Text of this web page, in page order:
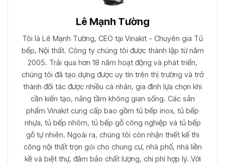
Lê Mạnh Tường
Tôi là Lê Mạnh Tường, CEO tại Vinakit - Chuyên gia Tủ
bếp, Nội thất. Công ty chúng tôi được thành lập từ năm
2005. Trải qua hơn 18 năm hoạt động và phát triển,
chúng tôi đã tạo dựng được uy tín trên thị trường và trở
thành đối tác được nhiều cá nhân, gia đình lựa chọn khi
cần kiến tạo, nâng tầm không gian sống. Các sản
phẩm Vinakit cung cấp bao gồm tủ bếp inox, tủ bếp
nhựa, tủ bếp nhôm, tủ bếp gỗ công nghiệp và tủ bếp
gỗ tự nhiên. Ngoài ra, chúng tôi còn nhận thiết kế thi
công nội thất trọn gói cho chung cư, nhà phố, nhà liền
kề và biệt thự, đảm bảo chất lượng, chi phí hợp lý. Với